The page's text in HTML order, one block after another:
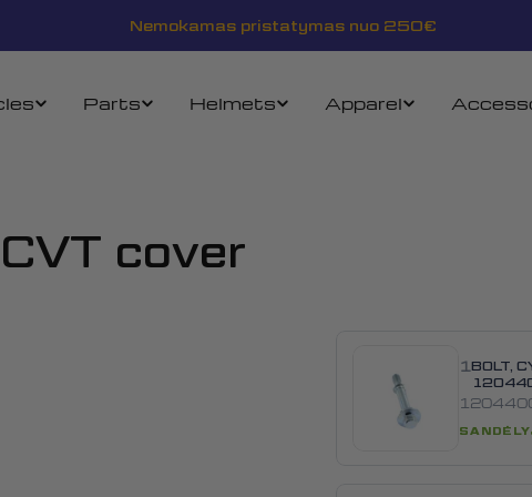
Nemokamas pristatymas nuo 250€
Parts Helmets Apparel
cover
1BOLT,